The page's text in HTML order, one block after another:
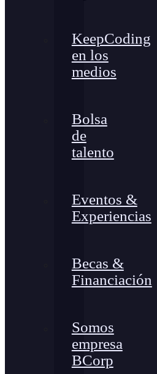
KeepCoding
en los
medios
Bolsa
de
talento
Eventos &
Experiencias
Becas &
Financiación
Somos
empresa
BCorp